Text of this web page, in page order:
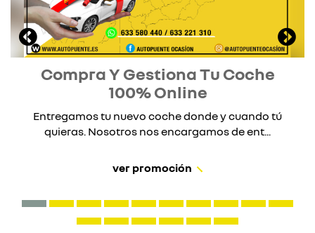
Compra Y Gestiona Tu Coche
100% Online
Entregamos tu nuevo coche donde y cuando tú
quieras. Nosotros nos encargamos de ent...
ver promoción